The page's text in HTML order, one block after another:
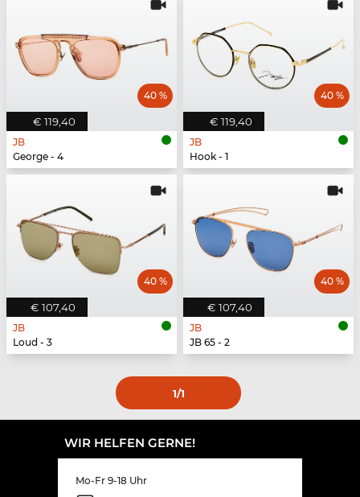
€ 119,40
40 %
JB
George - 4
€ 119,40
40 %
JB
Hook - 1
€ 107,40
40 %
JB
Loud - 3
€ 107,40
40 %
JB
JB 65 - 2
1/1
WIR HELFEN GERNE!
Mo-Fr 9-18 Uhr